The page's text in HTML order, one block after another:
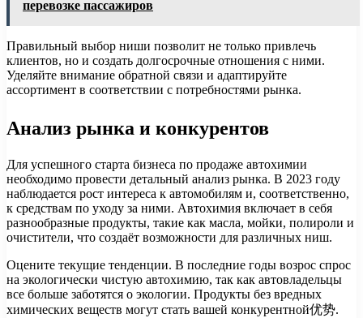
перевозке пассажиров
Правильный выбор ниши позволит не только привлечь
клиентов, но и создать долгосрочные отношения с ними.
Уделяйте внимание обратной связи и адаптируйте
ассортимент в соответствии с потребностями рынка.
Анализ рынка и конкурентов
Для успешного старта бизнеса по продаже автохимии
необходимо провести детальный анализ рынка. В 2023 году
наблюдается рост интереса к автомобилям и, соответственно,
к средствам по уходу за ними. Автохимия включает в себя
разнообразные продукты, такие как масла, мойки, полироли и
очистители, что создаёт возможности для различных ниш.
Оцените текущие тенденции. В последние годы возрос спрос
на экологически чистую автохимию, так как автовладельцы
все больше заботятся о экологии. Продукты без вредных
химических веществ могут стать вашей конкурентной优势.